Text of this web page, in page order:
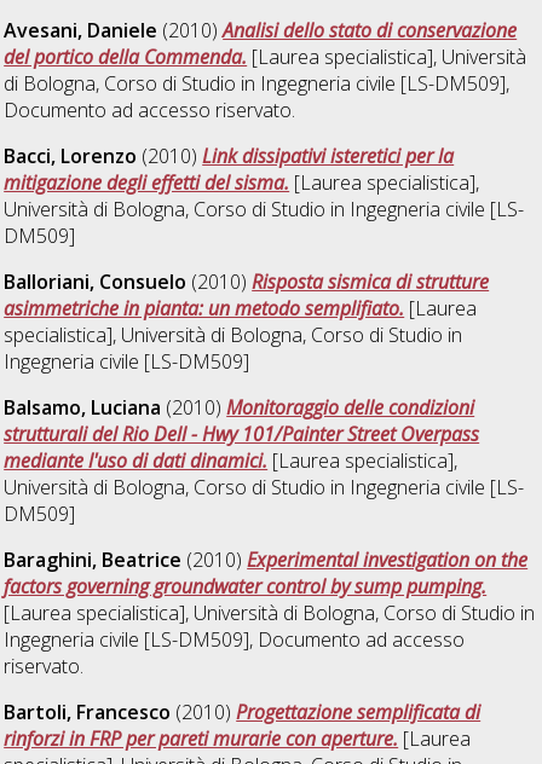
Avesani, Daniele (2010)Analisi dello stato di conservazione
del portico della Commenda. [Laurea specialistica], Università
di Bologna, Corso di Studio in Ingegneria civile [LS-DM509],
Documento ad accesso riservato.
Bacci, Lorenzo (2010)Link dissipativi isteretici per la
mitigazione degli effetti del sisma. [Laurea specialistica],
Università di Bologna, Corso di Studio in Ingegneria civile [LS-
DM509]
Balloriani, Consuelo (2010)Risposta sismica di strutture
asimmetriche in pianta: un metodo semplifiato. [Laurea
specialistica], Università di Bologna, Corso di Studio in
Ingegneria civile [LS-DM509]
Balsamo, Luciana (2010)Monitoraggio delle condizioni
strutturali del Rio Dell - Hwy 101/Painter Street Overpass
mediante l'uso di dati dinamici. [Laurea specialistica],
Università di Bologna, Corso di Studio in Ingegneria civile [LS-
DM509]
Baraghini, Beatrice (2010)Experimental investigation on the
factors governing groundwater control by sump pumping.
[Laurea specialistica], Università di Bologna, Corso di Studio in
Ingegneria civile [LS-DM509], Documento ad accesso
riservato.
Bartoli, Francesco (2010)Progettazione semplificata di
rinforzi in FRP per pareti murarie con aperture. [Laurea